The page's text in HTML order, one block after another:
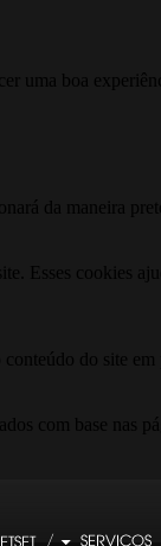
uma boa
da maneira
Esses cookies
do site
com base nas